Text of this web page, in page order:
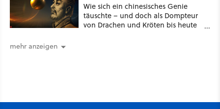
Wie sich ein chinesisches Genie
täuschte – und doch als Dompteur
von Drachen und Kröten bis heute
mehr anzeigen